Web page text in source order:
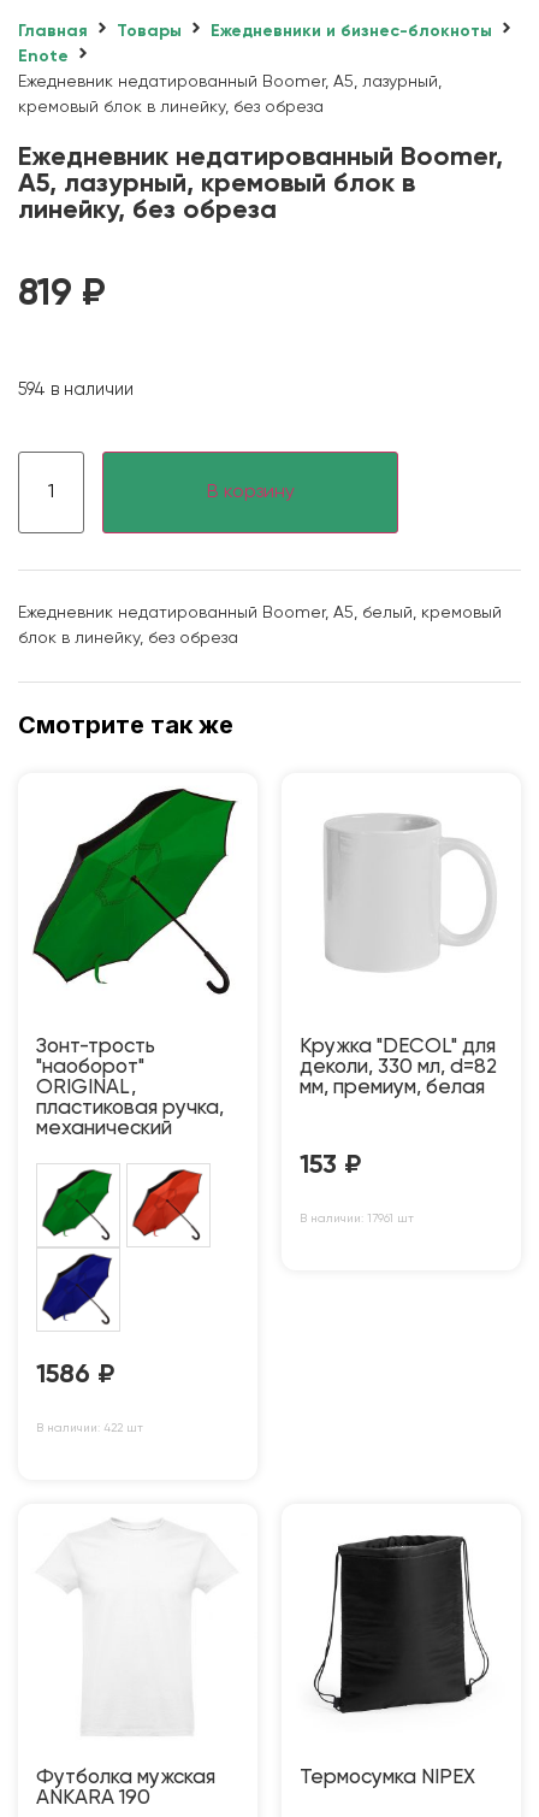
Главная Товары
Ежедневники и бизнес-блокноты
Enote
Ежедневник недатированный Boomer, А5, лазурный,
кремовый блок в линейку, без обреза
Ежедневник недатированный Boomer,
А5, лазурный, кремовый блок в
линейку, без обреза
819 ₽
594 в наличии
В корзину
Ежедневник недатированный Boomer, А5, белый, кремовый
блок в линейку, без обреза
Смотрите так же
Зонт-трость
"наоборот"
ORIGINAL,
пластиковая ручка,
механический
1586 ₽
В наличии: 422 шт
Кружка "DECOL" для
деколи, 330 мл, d=82
мм, премиум, белая
153 ₽
В наличии: 17961 шт
Футболка мужская
ANKARA 190
Термосумка NIPEX